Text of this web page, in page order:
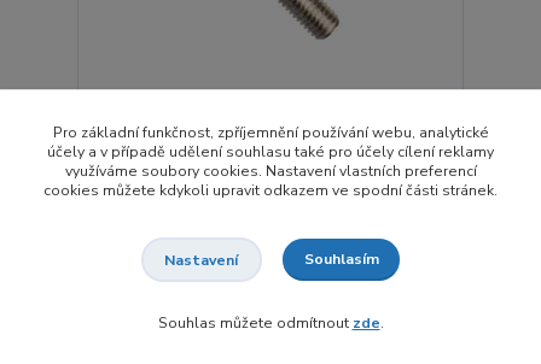
DIN 912 šroub s válcovou hlavou s vnitřním
šestihranem (ISO 4762), ocel 8.8, zinek bílý, M3x30
0,70 Kčbez DPH
Není skladem
Pro základní funkčnost, zpříjemnění používání webu, analytické
účely a v případě udělení souhlasu také pro účely cílení reklamy
využíváme soubory cookies. Nastavení vlastních preferencí
cookies můžete kdykoli upravit odkazem ve spodní části stránek.
Nastavení Souhlasím
Souhlas můžete odmítnout zde.